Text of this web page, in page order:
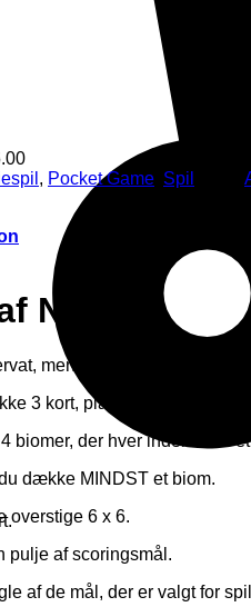
, Pocket Game Spil
Nimalia
mens du spiller 5 runder.
3 kort, placere et og
biomer, der hver indeholder et
dække MINDST et biom.
overstige 6 x 6.
pulje af scoringsmål.
af de mål, der er valgt for